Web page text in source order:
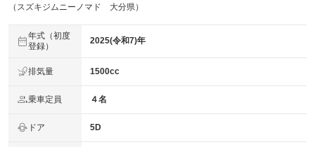
（スズキジムニーノマド 大分県）
年式（初度
登録）
2025(令和7)年
排気量 1500cc
乗車定員 ４名
ドア 5D